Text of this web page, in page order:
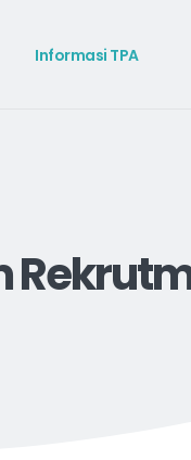
Informasi TPA